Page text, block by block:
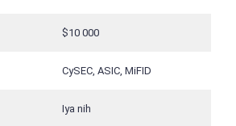
$10 000
CySEC, ASIC, MiFID
Iya nih